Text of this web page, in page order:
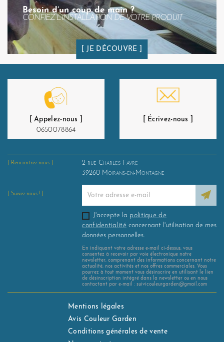
Besoin d’un coup de main ?
CONFIEZ L’INSTALLATION DE VOTRE PRODUIT
JE DÉCOUVRE
[ Appelez-nous ]
0650078864
[ Écrivez-nous ]
[ Rencontrez-nous ]
2 rue Charles Favre
39260 Moirans-en-Montagne
[ Suivez-nous ! ]
J'accepte la politique de
confidentialité concernant l'utilisation de mes
données personnelles.
En indiquant votre adresse e-mail ci-dessus, vous
consentez à recevoir par voie électronique notre
newsletter, comprenant des informations concernant notre
actualité, nos activités et nos offres commerciales. Vous
pourrez à tout moment vous désinscrire en utilisant le lien
de désinscription intégré dans la newsletter ou en nous
contactant par e-mail : suivicouleurgarden@gmail.com
Mentions légales
Avis Couleur Garden
Conditions générales de vente